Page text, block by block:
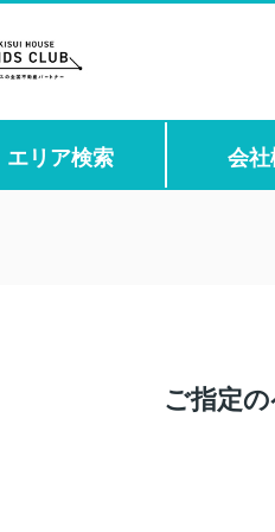
エリア検索 会
ご指定